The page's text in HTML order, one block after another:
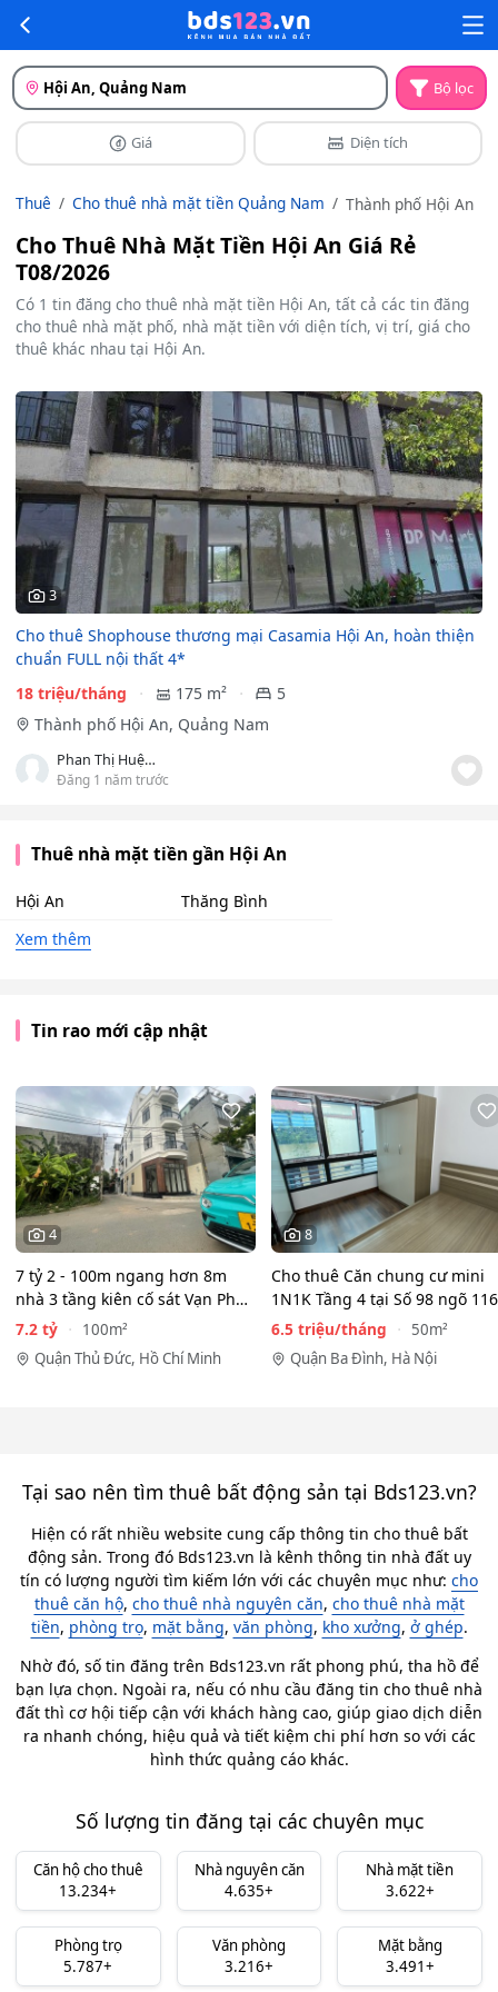
Hội An, Quảng Nam Bộ lọc
Giá Diện tích
Thuê Cho thuê nhà mặt tiền Quảng Nam Thành phố Hội An
Cho Thuê Nhà Mặt Tiền Hội An Giá Rẻ
T08/2026
Có 1 tin đăng cho thuê nhà mặt tiền Hội An, tất cả các tin đăng
cho thuê nhà mặt phố, nhà mặt tiền với diện tích, vị trí, giá cho
thuê khác nhau tại Hội An.
3
Cho thuê Shophouse thương mại Casamia Hội An, hoàn thiện
chuẩn FULL nội thất 4*
18 triệu/tháng
175 m²
5
Thành phố Hội An, Quảng Nam
Phan Thị Huệ Phương
Đăng 1 năm trước
Thuê nhà mặt tiền gần Hội An
Hội An
Thăng Bình
Xem thêm
Tin rao mới cập nhật
4
7 tỷ 2 - 100m ngang hơn 8m
nhà 3 tầng kiên cố sát Vạn Phúc
City - HẺM XE HƠI…
7.2 tỷ
100m²
Quận Thủ Đức, Hồ Chí Minh
8
Cho thuê Căn chung cư mini
1N1K Tầng 4 tại Số 98 ngõ 116
Phan Kế Bính, Ba Đình.…
6.5 triệu/tháng
50m²
Quận Ba Đình, Hà Nội
Tại sao nên tìm thuê bất động sản tại Bds123.vn?
Hiện có rất nhiều website cung cấp thông tin cho thuê bất
động sản. Trong đó Bds123.vn là kênh thông tin nhà đất uy
tín có lượng người tìm kiếm lớn với các chuyên mục như: cho
thuê căn hộ, cho thuê nhà nguyên căn, cho thuê nhà mặt
tiền, phòng trọ, mặt bằng, văn phòng, kho xưởng, ở ghép.
Nhờ đó, số tin đăng trên Bds123.vn rất phong phú, tha hồ để
bạn lựa chọn. Ngoài ra, nếu có nhu cầu đăng tin cho thuê nhà
đất thì cơ hội tiếp cận với khách hàng cao, giúp giao dịch diễn
ra nhanh chóng, hiệu quả và tiết kiệm chi phí hơn so với các
hình thức quảng cáo khác.
Số lượng tin đăng tại các chuyên mục
Căn hộ cho thuê
13.234+
Nhà nguyên căn
4.635+
Nhà mặt tiền
3.622+
Phòng trọ
5.787+
Văn phòng
3.216+
Mặt bằng
3.491+